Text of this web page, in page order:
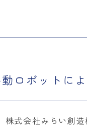
ロボットに
式会社みらい創造